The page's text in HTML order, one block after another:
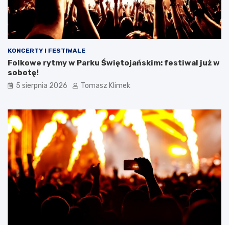
KONCERTY I FESTIWALE
Folkowe rytmy w Parku Świętojańskim: festiwal już w
sobotę!
5 sierpnia 2026 Tomasz Klimek